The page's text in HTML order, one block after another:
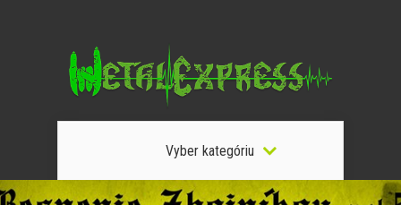
Vyber kategóriu